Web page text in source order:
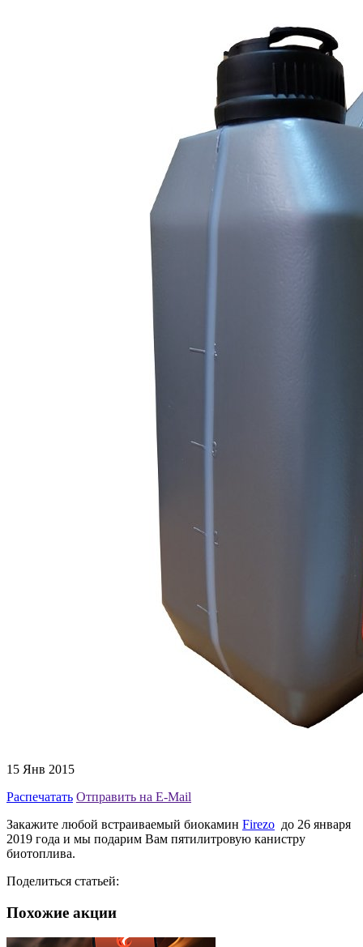
15 Янв 2015
Распечатать Отправить на E-Mail
Закажите любой встраиваемый биокамин Firezo до 26 января
2019 года и мы подарим Вам пятилитровую канистру
биотоплива.
Поделиться статьей:
Похожие акции